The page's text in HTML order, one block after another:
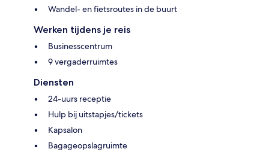
Wandel- en fietsroutes in de buurt
Werken tijdens je reis
Businesscentrum
9 vergaderruimtes
Diensten
24-uurs receptie
Hulp bij uitstapjes/tickets
Kapsalon
Bagageopslagruimte